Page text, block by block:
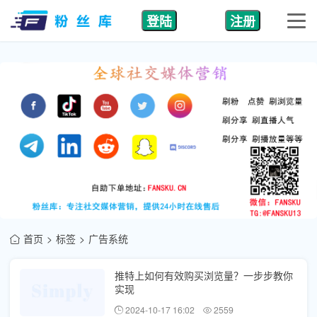
登陆 注册
首页 标签 广告系统
推特上如何有效购买浏览量？一步步教你
实现
2024-10-17 16:02 2559